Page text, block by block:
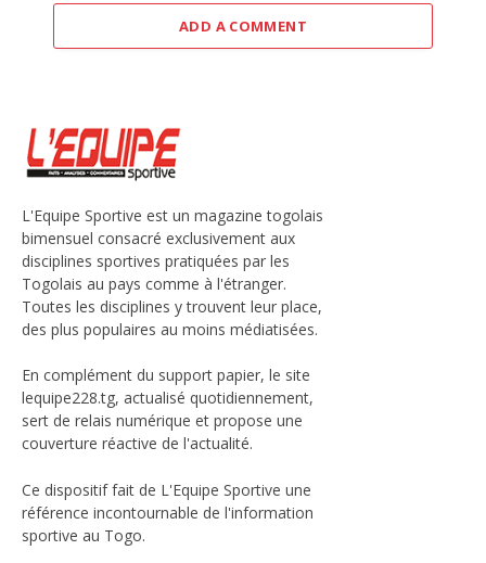
ADD A COMMENT
L'Equipe Sportive est un magazine togolais
bimensuel consacré exclusivement aux
disciplines sportives pratiquées par les
Togolais au pays comme à l'étranger.
Toutes les disciplines y trouvent leur place,
des plus populaires au moins médiatisées.
En complément du support papier, le site
lequipe228.tg, actualisé quotidiennement,
sert de relais numérique et propose une
couverture réactive de l'actualité.
Ce dispositif fait de L'Equipe Sportive une
référence incontournable de l'information
sportive au Togo.